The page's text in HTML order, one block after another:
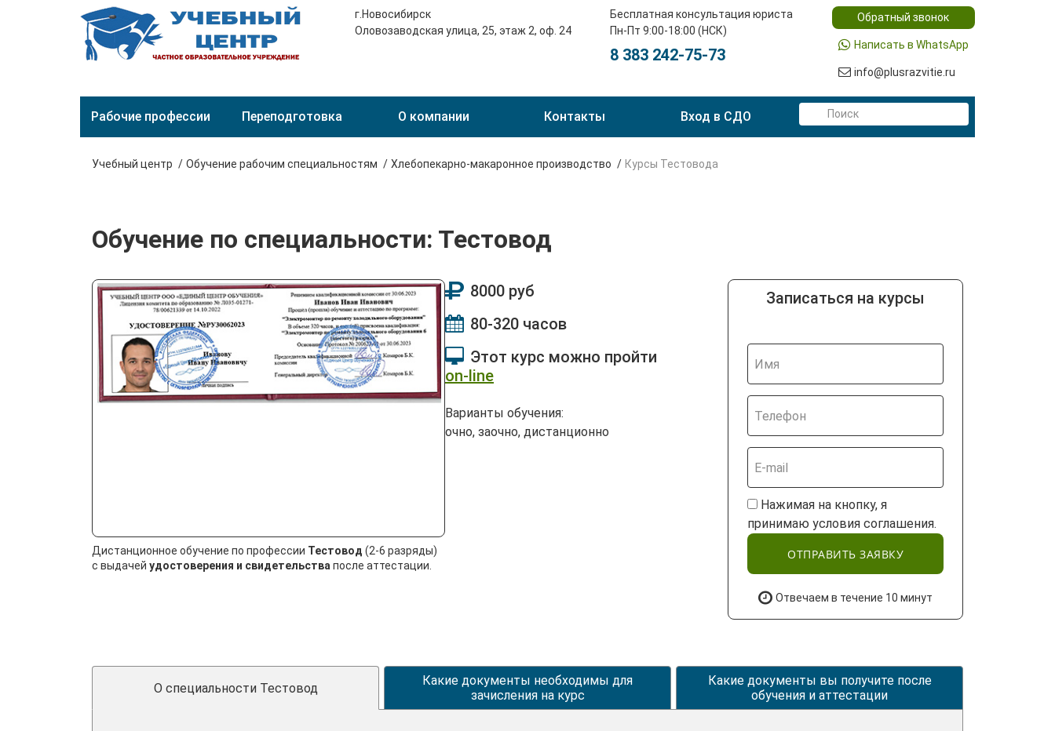
г.Новосибирск
Оловозаводская улица, 25, этаж 2, оф. 24
Бесплатная консультация юриста
Пн-Пт 9:00-18:00 (НСК)
8 383 242-75-73
Обратный звонок
Написать в WhatsApp
info@plusrazvitie.ru
Рабочие профессии Переподготовка О компании Контакты Вход в СДО
Учебный центр Обучение рабочим специальностям Хлебопекарно-макаронное производство Курсы Тестовода
Обучение по специальности: Тестовод
Дистанционное обучение по профессии Тестовод (2-6 разряды)
с выдачей удостоверения и свидетельства после аттестации.
8000 руб
80-320 часов
Этот курс можно пройти
on-line
Варианты обучения:
очно, заочно, дистанционно
Записаться на курсы
Нажимая на кнопку, я
принимаю условия соглашения.
ОТПРАВИТЬ ЗАЯВКУ
Отвечаем в течение 10 минут
О специальности Тестовод
Какие документы необходимы для
зачисления на курс
Какие документы вы получите после
обучения и аттестации